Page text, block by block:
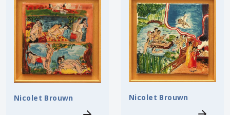
Nicolet Brouwn Nicolet Brouwn